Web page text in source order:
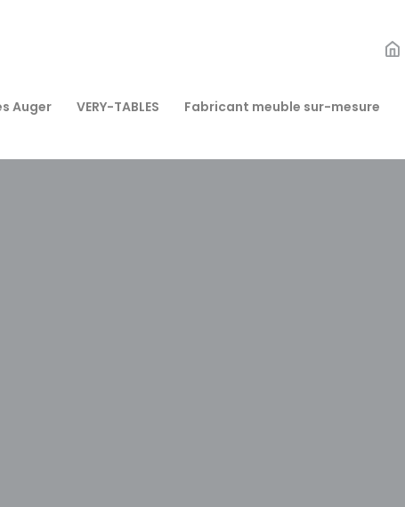
Auger
FRESNAY
VERY-TABLES
Collection VERY-TABLES
Fabricant meuble sur-mesure